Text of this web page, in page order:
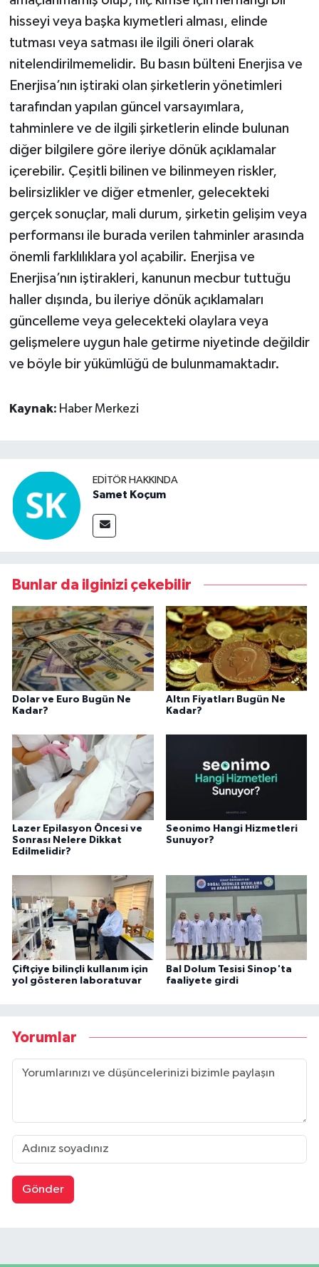
hisseyi veya başka kıymetleri alması, elinde
tutması veya satması ile ilgili öneri olarak
nitelendirilmemelidir. Bu basın bülteni Enerjisa ve
Enerjisa’nın iştiraki olan şirketlerin yönetimleri
tarafından yapılan güncel varsayımlara,
tahminlere ve de ilgili şirketlerin elinde bulunan
diğer bilgilere göre ileriye dönük açıklamalar
içerebilir. Çeşitli bilinen ve bilinmeyen riskler,
belirsizlikler ve diğer etmenler, gelecekteki
gerçek sonuçlar, mali durum, şirketin gelişim veya
performansı ile burada verilen tahminler arasında
önemli farklılıklara yol açabilir. Enerjisa ve
Enerjisa’nın iştirakleri, kanunun mecbur tuttuğu
haller dışında, bu ileriye dönük açıklamaları
güncelleme veya gelecekteki olaylara veya
gelişmelere uygun hale getirme niyetinde değildir
ve böyle bir yükümlüğü de bulunmamaktadır.
Kaynak: Haber Merkezi
EDITÖR HAKKINDA
Samet Koçum
Bunlar da ilginizi çekebilir
Dolar ve Euro Bugün Ne
Kadar?
Altın Fiyatları Bugün Ne
Kadar?
Lazer Epilasyon Öncesi ve
Sonrası Nelere Dikkat
Edilmelidir?
Seonimo Hangi Hizmetleri
Sunuyor?
Çiftçiye bilinçli kullanım için
yol gösteren laboratuvar
Bal Dolum Tesisi Sinop'ta
faaliyete girdi
Yorumlar
Gönder